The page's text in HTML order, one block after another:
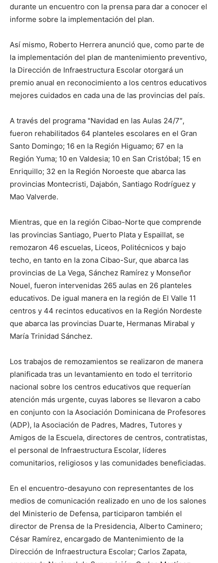
durante un encuentro con la prensa para dar a conocer el
informe sobre la implementación del plan.
Así mismo, Roberto Herrera anunció que, como parte de
la implementación del plan de mantenimiento preventivo,
la Dirección de Infraestructura Escolar otorgará un
premio anual en reconocimiento a los centros educativos
mejores cuidados en cada una de las provincias del país.
A través del programa "Navidad en las Aulas 24/7″,
fueron rehabilitados 64 planteles escolares en el Gran
Santo Domingo; 16 en la Región Higuamo; 67 en la
Región Yuma; 10 en Valdesia; 10 en San Cristóbal; 15 en
Enriquillo; 32 en la Región Noroeste que abarca las
provincias Montecristi, Dajabón, Santiago Rodríguez y
Mao Valverde.
Mientras, que en la región Cibao-Norte que comprende
las provincias Santiago, Puerto Plata y Espaillat, se
remozaron 46 escuelas, Liceos, Politécnicos y bajo
techo, en tanto en la zona Cibao-Sur, que abarca las
provincias de La Vega, Sánchez Ramírez y Monseñor
Nouel, fueron intervenidas 265 aulas en 26 planteles
educativos. De igual manera en la región de El Valle 11
centros y 44 recintos educativos en la Región Nordeste
que abarca las provincias Duarte, Hermanas Mirabal y
María Trinidad Sánchez.
Los trabajos de remozamientos se realizaron de manera
planificada tras un levantamiento en todo el territorio
nacional sobre los centros educativos que requerían
atención más urgente, cuyas labores se llevaron a cabo
en conjunto con la Asociación Dominicana de Profesores
(ADP), la Asociación de Padres, Madres, Tutores y
Amigos de la Escuela, directores de centros, contratistas,
el personal de Infraestructura Escolar, líderes
comunitarios, religiosos y las comunidades beneficiadas.
En el encuentro-desayuno con representantes de los
medios de comunicación realizado en uno de los salones
del Ministerio de Defensa, participaron también el
director de Prensa de la Presidencia, Alberto Caminero;
César Ramírez, encargado de Mantenimiento de la
Dirección de Infraestructura Escolar; Carlos Zapata,